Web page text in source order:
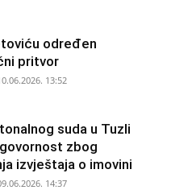
određen
pritvor
13:52
suda u Tuzli
zbog
izvještaja o imovini
14:37